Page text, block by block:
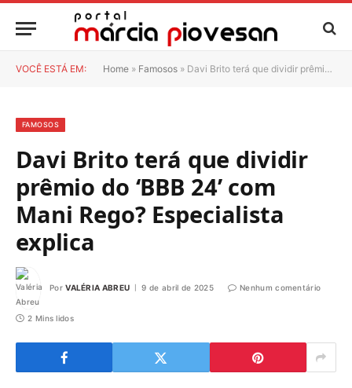
VOCÊ ESTÁ EM: Home » Famosos » Davi Brito terá que dividir prêmio do ‘BBB 24’ com Mani Rego? Especialista explica
FAMOSOS
Davi Brito terá que dividir
prêmio do ‘BBB 24’ com
Mani Rego? Especialista
explica
Por VALÉRIA ABREU 9 de abril de 2025 Nenhum comentário
2 Mins lidos